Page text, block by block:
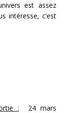
est assez
intéresse, c’est
: 24 mars